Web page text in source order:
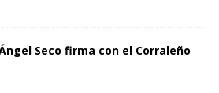
Seco firma con el Corraleño